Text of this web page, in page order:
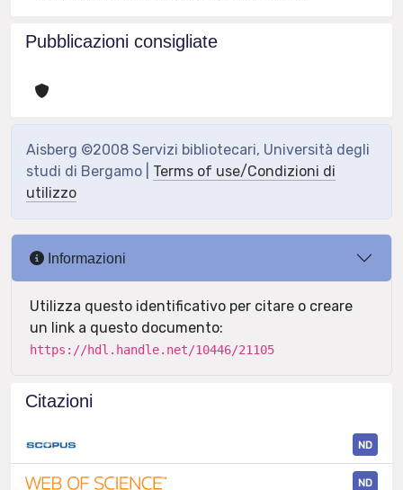
Pubblicazioni consigliate
Aisberg ©2008 Servizi bibliotecari, Università degli
studi di Bergamo | Terms of use/Condizioni di
utilizzo
Informazioni
Utilizza questo identificativo per citare o creare
un link a questo documento:
https://hdl.handle.net/10446/21105
Citazioni
ND
ND